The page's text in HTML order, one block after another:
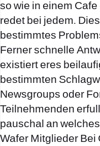
so wie in einem
redet bei jedem.
bestimmtes
Ferner schnelle
existiert eres
bestimmten
Newsgroups oder
Teilnehmenden
pauschal an
Wafer Mitglieder Bei